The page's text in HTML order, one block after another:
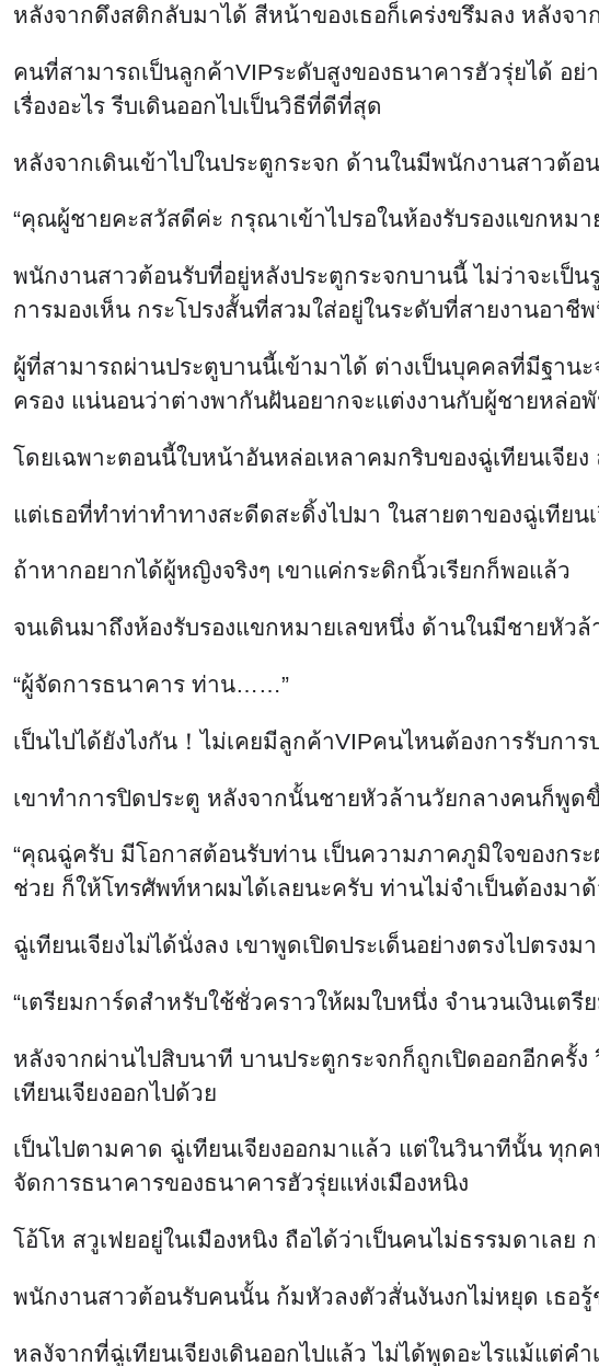
หลังจากดึงสติกลับมาได้ สีหน้าของเธอก็เคร่งขรึมลง หลังจ
คนที่สามารถเป็นลูกค้าVIPระดับสูงของธนาคารฮัวรุ่ยได้ อ
เรื่องอะไร รีบเดินออกไปเป็นวิธีที่ดีที่สุด
หลังจากเดินเข้าไปในประตูกระจก ด้านในมีพนักงานสาวต้อ
“คุณผู้ชายคะสวัสดีค่ะ กรุณาเข้าไปรอในห้องรับรองแขกหมา
พนักงานสาวต้อนรับที่อยู่หลังประตูกระจกบานนี้ ไม่ว่าจะเป็
การมองเห็น กระโปรงสั้นที่สวมใส่อยู่ในระดับที่สายงานอาชี
ผู้ที่สามารถผ่านประตูบานนี้เข้ามาได้ ต่างเป็นบุคคลที่มีฐาน
ครอง แน่นอนว่าต่างพากันฝันอยากจะแต่งงานกับผู้ชายหล่อ
โดยเฉพาะตอนนี้ใบหน้าอันหล่อเหลาคมกริบของฉู่เทียนเจีย
แต่เธอที่ทำท่าทำทางสะดีดสะดิ้งไปมา ในสายตาของฉู่เทียน
ถ้าหากอยากได้ผู้หญิงจริงๆ เขาแค่กระดิกนิ้วเรียกก็พอแล้ว